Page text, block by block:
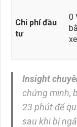
Chi phí đầu
tư
0
Insight
chứng minh,
23 phút để
sau khi bị